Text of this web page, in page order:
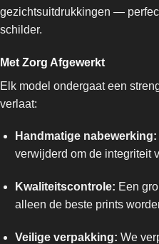
gezichtsuitdrukkingen —
schilder.
Met Zorg Afgewerkt
Elk model ondergaat een
verlaat:
Handmatige nabewerking:
verwijderd om de integriteit
Kwaliteitscontrole: Een
alleen de beste prints
Veilige verpakking: We